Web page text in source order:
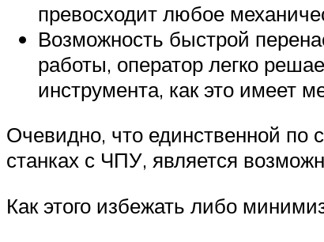
превосходит любое
Возможность быстрой
работы, оператор легко
инструмента, как это имеет
Очевидно, что единственной по
станках с ЧПУ, является
Как этого избежать либо